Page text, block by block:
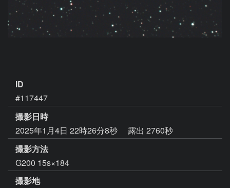
ID
#117447
撮影日時
2025年1月4日 22時26分8秒
露出 2760秒
撮影方法
G200 15s×184
撮影地